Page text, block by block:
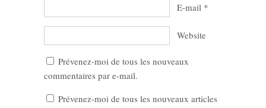
E-mail *
Website
Prévenez-moi de tous les nouveaux
commentaires par e-mail.
Prévenez-moi de tous les nouveaux articles